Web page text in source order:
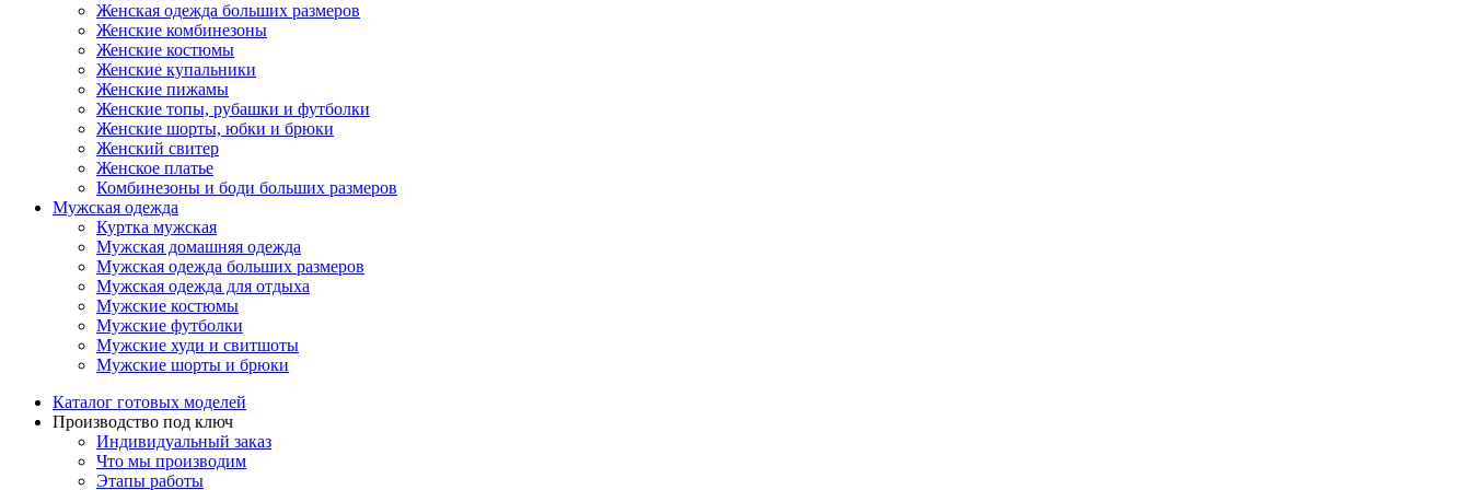
Женская одежда больших размеров
Женские комбинезоны
Женские костюмы
Женские купальники
Женские пижамы
Женские топы, рубашки и футболки
Женские шорты, юбки и брюки
Женский свитер
Женское платье
Комбинезоны и боди больших размеров
Мужская одежда
Куртка мужская
Мужская домашняя одежда
Мужская одежда больших размеров
Мужская одежда для отдыха
Мужские костюмы
Мужские футболки
Мужские худи и свитшоты
Мужские шорты и брюки
Каталог готовых моделей
Производство под ключ
Индивидуальный заказ
Что мы производим
Этапы работы